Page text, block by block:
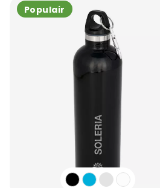
Populair